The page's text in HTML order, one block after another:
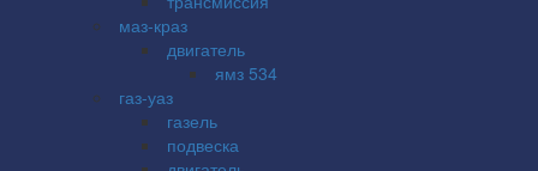
маз-краз
двигатель
ямз 534
газ-уаз
газель
подвеска